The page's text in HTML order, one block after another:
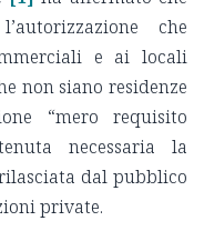
che
e ai locali
non siano residenze
“mero requisito
necessaria la
dal pubblico
private.